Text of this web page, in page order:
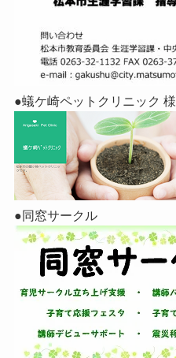
●蟻ケ崎ペットクリニック 様
●同窓サークル